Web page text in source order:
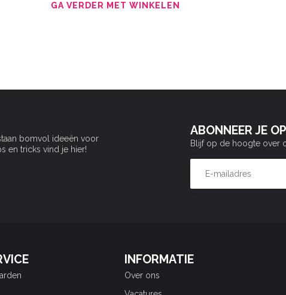
GA VERDER MET WINKELEN
bomvol ideeën voor
en tricks vind je hier!
ABONNEER JE
Blijf op de hoogte over
INFORMATIE
Over ons